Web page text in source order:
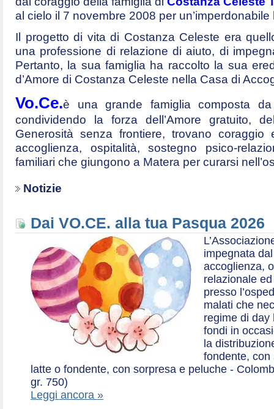
al cielo il 7 novembre 2008 per
Il progetto di vita di Costanza Celeste era
una professione di relazione di aiuto, di
Pertanto, la sua famiglia ha raccolto la sua
d’Amore di Costanza Celeste nella Casa di
Vo.Ce.è una grande famiglia composta
condividendo la forza dell’Amore gratuito,
Generosità senza frontiere, trovano
accoglienza, ospitalità, sostegno psico-
familiari che giungono a Matera per curarsi
Notizie
Dai VO.CE. alla tua Pasqua 2026
impegnata
accoglienza,
relazionale
presso
malati che
regime di day
fondi in
la
fondente, con
latte o fondente, con sorpresa e peluche -
gr. 750)
Leggi ancora »